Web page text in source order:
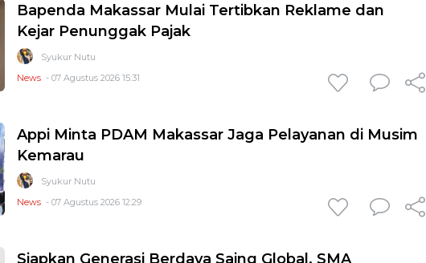
Bapenda Makassar Mulai Tertibkan Reklame dan
Kejar Penunggak Pajak
Syukur Nutu
News - 07 Agustus 2026 15:31
Appi Minta PDAM Makassar Jaga Pelayanan di Musim
Kemarau
Syukur Nutu
News - 07 Agustus 2026 12:29
Siapkan Generasi Berdaya Saing Global, SMA